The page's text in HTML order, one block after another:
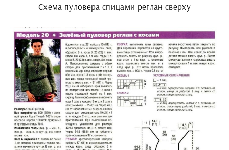
Схема пуловера спицами реглан сверху